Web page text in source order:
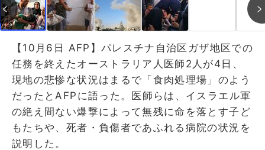
【10月6日 AFP】パレスチナ自治区ガザ地区での
任務を終えたオーストラリア人医師2人が4日、
現地の悲惨な状況はまるで「食肉処理場」のよう
だったとAFPに語った。医師らは、イスラエル軍
の絶え間ない爆撃によって無残に命を落とす子ど
もたちや、死者・負傷者であふれる病院の状況を
説明した。